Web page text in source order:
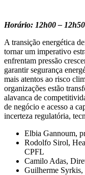
Horário: 12h00 – 12h50
A transição energética
tornar um imperativo
enfrentam pressão
garantir segurança
mais atentos ao risco
organizações estão
alavanca de
de negócio e acesso a
incerteza regulatória,
Elbia Gannoum,
Rodolfo Sirol,
CPFL
Camilo Adas,
Guilherme Syrkis,